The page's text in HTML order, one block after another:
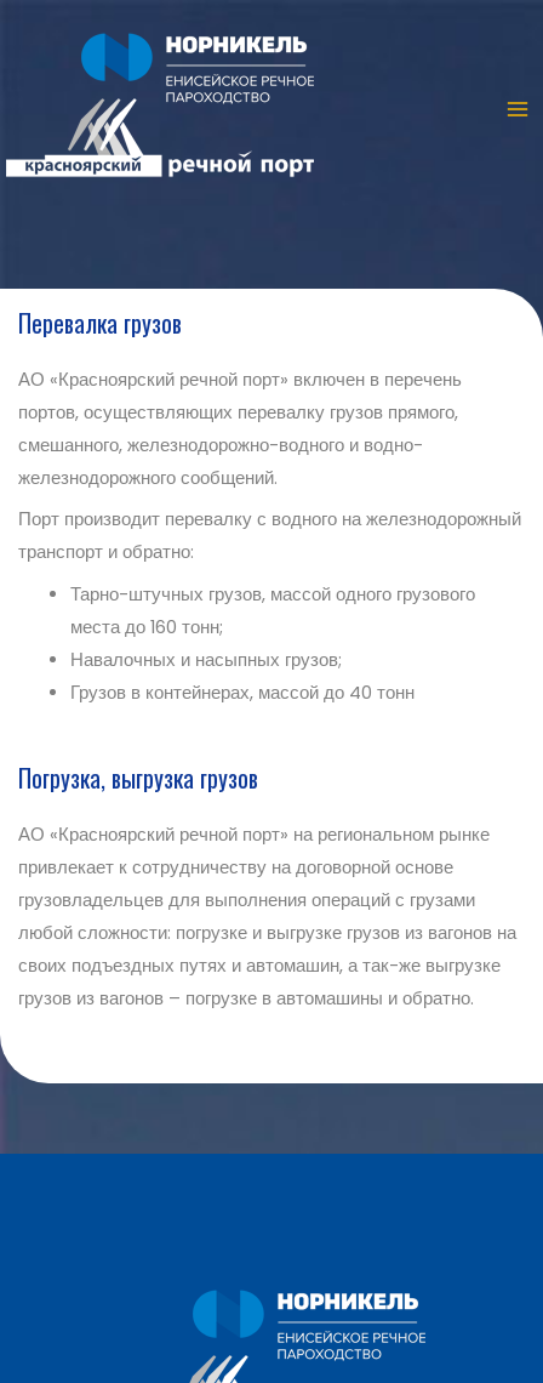
Перевалка грузов
АО «Красноярский речной порт» включен в перечень
портов, осуществляющих перевалку грузов прямого,
смешанного, железнодорожно-водного и водно-
железнодорожного сообщений.
Порт производит перевалку с водного на железнодорожный
транспорт и обратно:
Тарно-штучных грузов, массой одного грузового
места до 160 тонн;
Навалочных и насыпных грузов;
Грузов в контейнерах, массой до 40 тонн
Погрузка, выгрузка грузов
АО «Красноярский речной порт» на региональном рынке
привлекает к сотрудничеству на договорной основе
грузовладельцев для выполнения операций с грузами
любой сложности: погрузке и выгрузке грузов из вагонов на
своих подъездных путях и автомашин, а так-же выгрузке
грузов из вагонов – погрузке в автомашины и обратно.